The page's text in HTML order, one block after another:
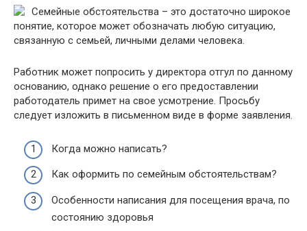
Семейные обстоятельства – это достаточно широкое
понятие, которое может обозначать любую ситуацию,
связанную с семьей, личными делами человека.
Работник может попросить у директора отгул по данному
основанию, однако решение о его предоставлении
работодатель примет на свое усмотрение. Просьбу
следует изложить в письменном виде в форме заявления.
Когда можно написать?
Как оформить по семейным обстоятельствам?
Особенности написания для посещения врача, по
состоянию здоровья